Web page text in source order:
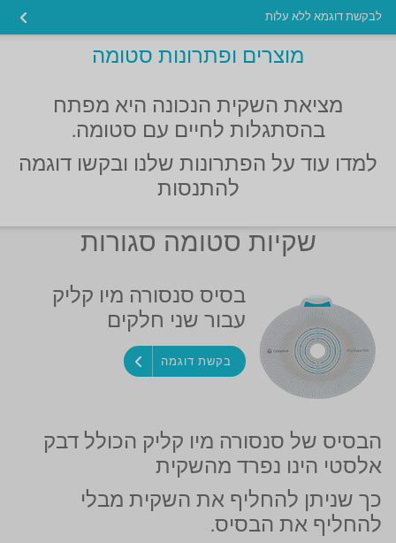
לבקשת דוגמא ללא עלות
מוצרים ופתרונות סטומה
מציאת השקית הנכונה היא מפתח
בהסתגלות לחיים עם סטומה.
למדו עוד על הפתרונות שלנו ובקשו דוגמה
להתנסות
שקיות סטומה סגורות
בסיס סנסורה מיו קליק
עבור שני חלקים
בקשת דוגמה
הבסיס של סנסורה מיו קליק הכולל דבק
אלסטי הינו נפרד מהשקית
כך שניתן להחליף את השקית מבלי
להחליף את הבסיס.